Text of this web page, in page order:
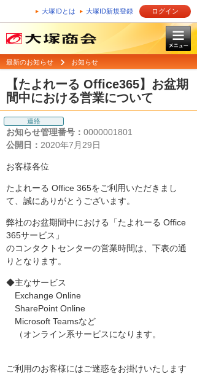
大塚IDとは 大塚ID新規登録 ログイン
最新のお知らせ お知らせ
【たよれーる Office365】お盆期
間中における営業について
連絡
お知らせ管理番号： 0000001801
公開日： 2020年7月29日
お客様各位
たよれーる Office 365をご利用いただきまし
て、誠にありがとうございます。
弊社のお盆期間中における「たよれーる Office
365サービス」
のコンタクトセンターの営業時間は、下表の通
りとなります。
◆主なサービス
Exchange Online
SharePoint Online
Microsoft Teamsなど
（オンライン系サービスになります。
ご利用のお客様にはご迷惑をお掛けいたします